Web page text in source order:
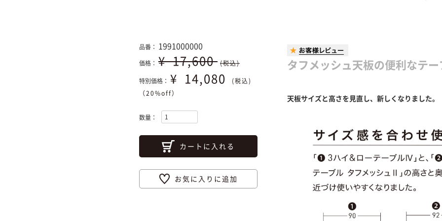
品番： 1991000000
価格： ¥17,600 (税込)
特別価格： ¥ 14,080
(税込)
（20%off）
数量：
カートに入れる
お気に入りに追加
タフメッシュ天板の便利なテ
天板サイズと高さを見直し、新しくなりました。